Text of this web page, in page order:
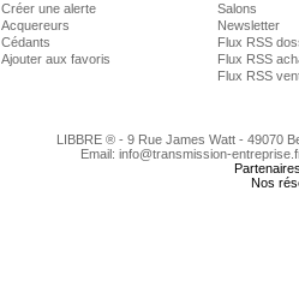
Créer une alerte
Acquereurs
Cédants
Ajouter aux favoris
Salons
Newsletter
Flux RSS
Flux RSS
Flux RSS
LIBBRE ® - 9 Rue James Watt - 49070
Email: info@transmission-
Nos